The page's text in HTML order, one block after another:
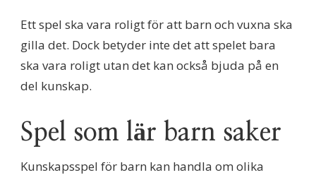
Ett spel ska vara roligt för att barn och vuxna ska
gilla det. Dock betyder inte det att spelet bara
ska vara roligt utan det kan också bjuda på en
del kunskap.
Spel som lär barn saker
Kunskapsspel för barn kan handla om olika